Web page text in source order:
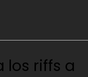
los riffs a